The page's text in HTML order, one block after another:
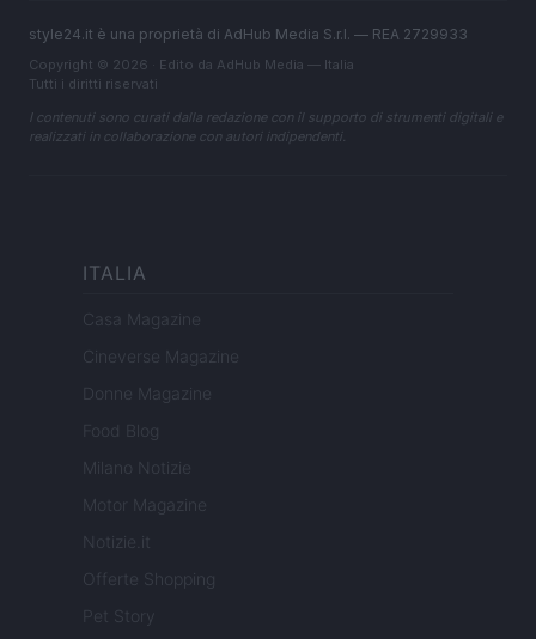
style24.it è una proprietà di AdHub Media S.r.l. — REA 2729933
Copyright © 2026 · Edito da AdHub Media — Italia
Tutti i diritti riservati
I contenuti sono curati dalla redazione con il supporto di strumenti digitali e
realizzati in collaborazione con autori indipendenti.
ITALIA
Casa Magazine
Cineverse Magazine
Donne Magazine
Food Blog
Milano Notizie
Motor Magazine
Notizie.it
Offerte Shopping
Pet Story